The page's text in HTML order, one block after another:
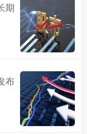
期
布